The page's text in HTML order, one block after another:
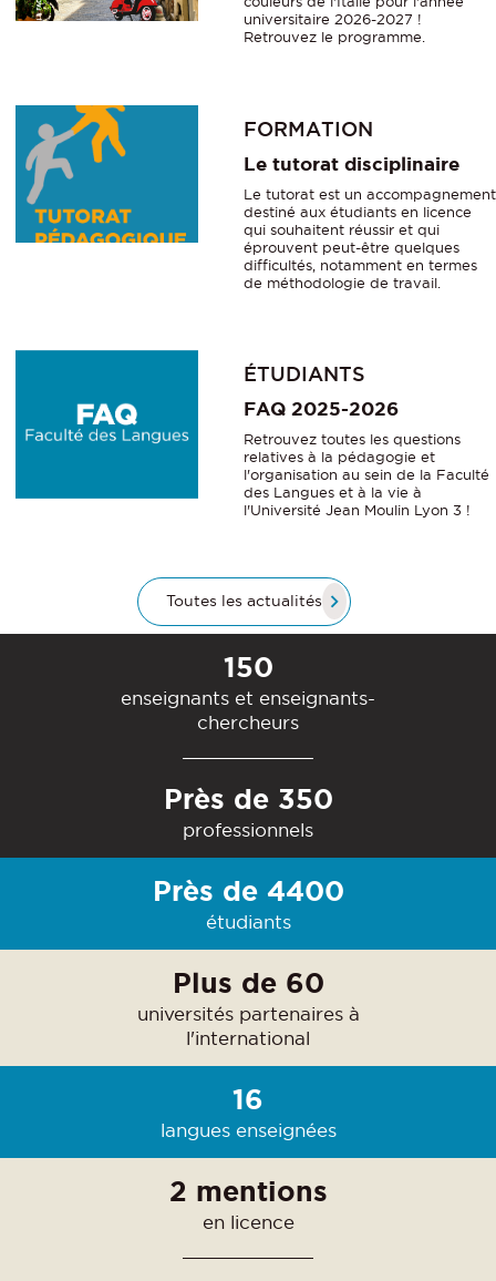
universitaire 2026-2027 !
Retrouvez le programme.
FORMATION
Le tutorat disciplinaire
Le tutorat est un accompagnement
destiné aux étudiants en licence
qui souhaitent réussir et qui
éprouvent peut-être quelques
difficultés, notamment en termes
de méthodologie de travail.
ÉTUDIANTS
FAQ 2025-2026
Retrouvez toutes les questions
relatives à la pédagogie et
l'organisation au sein de la Faculté
des Langues et à la vie à
l'Université Jean Moulin Lyon 3 !
Toutes les actualités
150
enseignants et enseignants-
chercheurs
Près de 350
professionnels
Près de 4400
étudiants
Plus de 60
universités partenaires à
l'international
16
langues enseignées
2 mentions
en licence